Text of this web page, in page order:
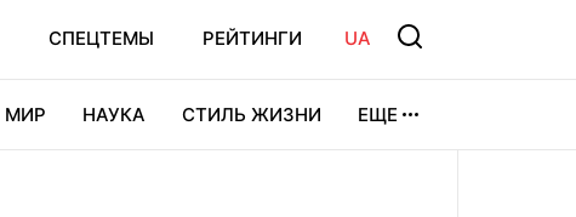
СПЕЦТЕМЫ РЕЙТИНГИ UA
МИР НАУКА СТИЛЬ ЖИЗНИ ЕЩЕ